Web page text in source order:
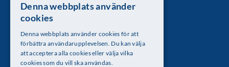
Kungl. Vetenskapsakademien
Besöksadress: Lilla Frescativägen 4A
Telefon: 08-673 95 00
SWEDISH
Denna webbplats använder
cookies
Denna webbplats använder cookies för att
förbättra användarupplevelsen. Du kan välja
att acceptera alla cookies eller välja vilka
cookies som du vill ska användas.